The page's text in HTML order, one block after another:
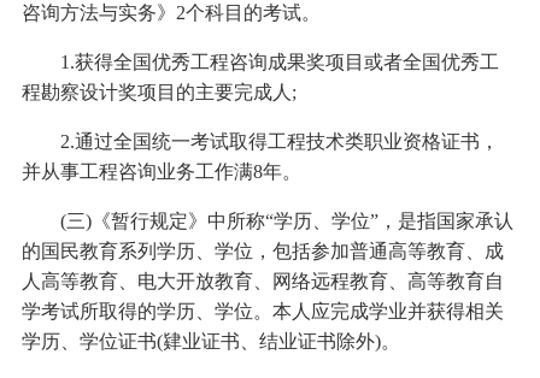
咨询方法与实务》2个科目的考试。
1.获得全国优秀工程咨询成果奖项目或者全国优秀工
程勘察设计奖项目的主要完成人;
2.通过全国统一考试取得工程技术类职业资格证书，
并从事工程咨询业务工作满8年。
(三)《暂行规定》中所称“学历、学位”，是指国家承认
的国民教育系列学历、学位，包括参加普通高等教育、成
人高等教育、电大开放教育、网络远程教育、高等教育自
学考试所取得的学历、学位。本人应完成学业并获得相关
学历、学位证书(肄业证书、结业证书除外)。